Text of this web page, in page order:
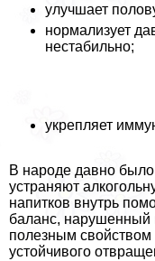
улучшает
нормализует
нестабильно;
укрепляет
В народе давно
устраняют
напитков внутрь
баланс, нарушенный
полезным
устойчивого